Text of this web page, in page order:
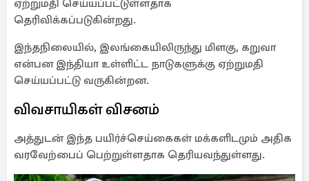
ஏற்றுமதி செய்யப்பட்டுள்ளதாக
தெரிவிக்கப்படுகின்றது.
இந்தநிலையில், இலங்கையிலிருந்து மிளகு, கறுவா
என்பன இந்தியா உள்ளிட்ட நாடுகளுக்கு ஏற்றுமதி
செய்யப்பட்டு வருகின்றன.
விவசாயிகள் விசனம்
அத்துடன் இந்த பயிர்ச்செய்கைகள் மக்களிடமும் அதிக
வரவேற்பைப் பெற்றுள்ளதாக தெரியவந்துள்ளது.